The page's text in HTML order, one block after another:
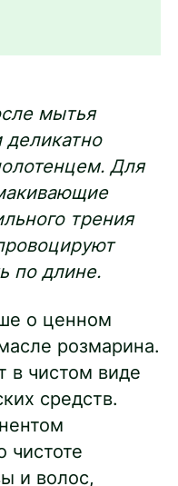
мытья
деликатно
Для
трения
по длине.
о ценном
розмарина.
в чистом виде
средств.
чистоте
и волос,